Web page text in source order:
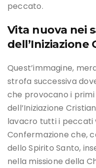
peccato.
Vita nuova nei
dell’Iniziazione
Quest’immagine,
strofa successiva
che provocano i
dell’Iniziazione
lavacro tutti i peccati
Confermazione che,
dello Spirito Santo,
nella missione della